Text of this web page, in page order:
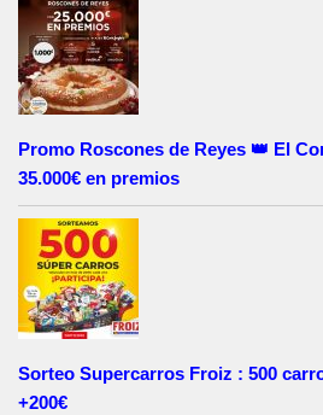
Promo Roscones de Reyes 👑 El
35.000€ en premios
Sorteo Supercarros Froiz : 500
+200€